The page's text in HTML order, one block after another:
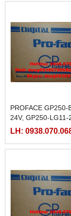
PROFACE GP250-
24V, GP250-LG11-
GP250-SC11-24V
LH: